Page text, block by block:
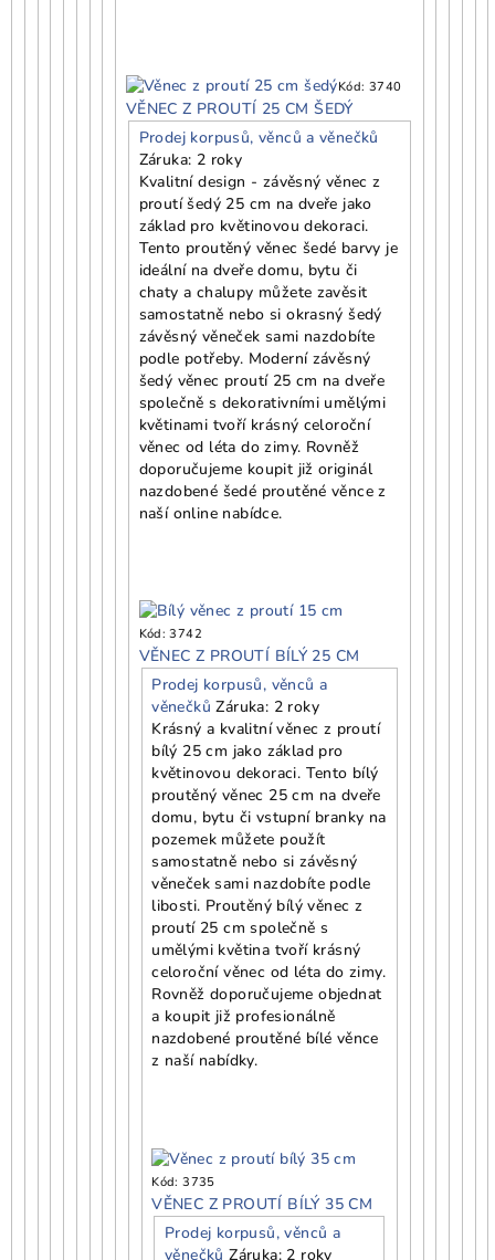
Kód: 3740
VĚNEC Z PROUTÍ 25 CM ŠEDÝ
Prodej korpusů, věnců a věnečků
Záruka: 2 roky
Kvalitní design - závěsný věnec z
proutí šedý 25 cm na dveře jako
základ pro květinovou dekoraci.
Tento proutěný věnec šedé barvy je
ideální na dveře domu, bytu či
chaty a chalupy můžete zavěsit
samostatně nebo si okrasný šedý
závěsný věneček sami nazdobíte
podle potřeby. Moderní závěsný
šedý věnec proutí 25 cm na dveře
společně s dekorativními umělými
květinami tvoří krásný celoroční
věnec od léta do zimy. Rovněž
doporučujeme koupit již originál
nazdobené šedé proutěné věnce z
naší online nabídce.
Kód: 3742
VĚNEC Z PROUTÍ BÍLÝ 25 CM
Prodej korpusů, věnců a
věnečkůZáruka: 2 roky
Krásný a kvalitní věnec z proutí
bílý 25 cm jako základ pro
květinovou dekoraci. Tento bílý
proutěný věnec 25 cm na dveře
domu, bytu či vstupní branky na
pozemek můžete použít
samostatně nebo si závěsný
věneček sami nazdobíte podle
libosti. Proutěný bílý věnec z
proutí 25 cm společně s
umělými květina tvoří krásný
celoroční věnec od léta do zimy.
Rovněž doporučujeme objednat
a koupit již profesionálně
nazdobené proutěné bílé věnce
z naší nabídky.
Kód: 3735
VĚNEC Z PROUTÍ BÍLÝ 35 CM
Prodej korpusů, věnců a
věnečkůZáruka: 2 roky